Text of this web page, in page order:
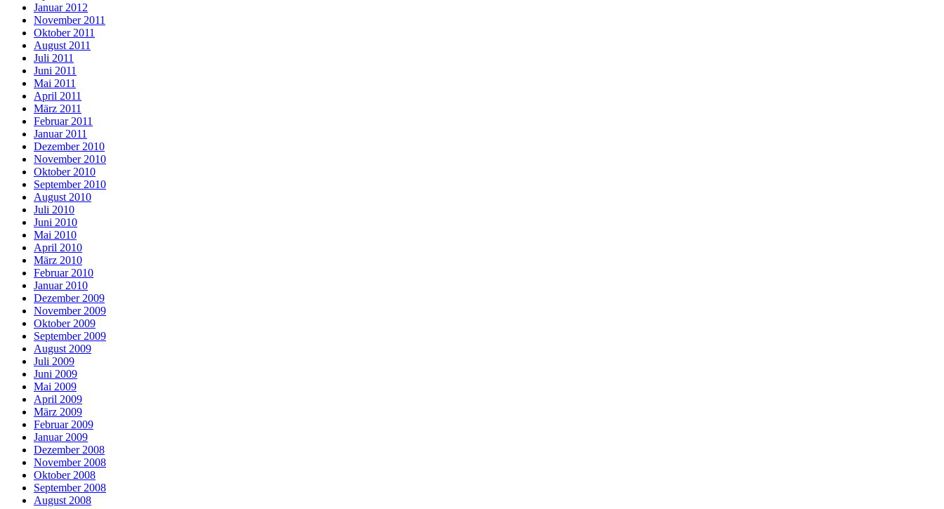
Januar 2012
November 2011
Oktober 2011
August 2011
Juli 2011
Juni 2011
Mai 2011
April 2011
März 2011
Februar 2011
Januar 2011
Dezember 2010
November 2010
Oktober 2010
September 2010
August 2010
Juli 2010
Juni 2010
Mai 2010
April 2010
März 2010
Februar 2010
Januar 2010
Dezember 2009
November 2009
Oktober 2009
September 2009
August 2009
Juli 2009
Juni 2009
Mai 2009
April 2009
März 2009
Februar 2009
Januar 2009
Dezember 2008
November 2008
Oktober 2008
September 2008
August 2008